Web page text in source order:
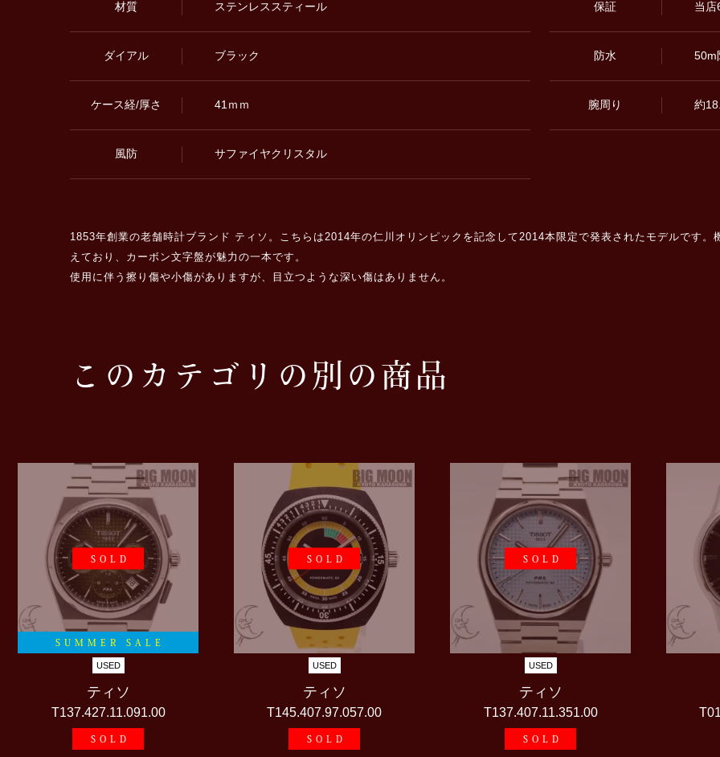
材質 ステンレススティール
ダイアル ブラック
ケース経/厚さ 41ｍｍ
風防 サファイヤクリスタル
保証 当店
防水 50m
腕周り 約
1853年創業の老舗時計ブランド ティソ。こちらは2014年の仁川オリンピックを記念して2014本限定で発表されたモデルです
えており、カーボン文字盤が魅力の一本です。
使用に伴う擦り傷や小傷がありますが、目立つような深い傷はありません。
このカテゴリの別の商品
SUMMER SALE
SOLD
USED
ティソ
T137.427.11.091.00
SOLD
SOLD
USED
ティソ
T145.407.97.057.00
SOLD
SOLD
USED
ティソ
T137.407.11.351.00
SOLD